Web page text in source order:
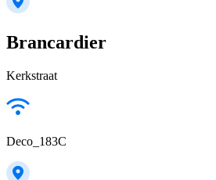
Brancardier
Kerkstraat
Deco_183C